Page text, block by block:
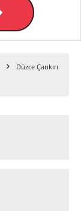
Düzce Çankırı